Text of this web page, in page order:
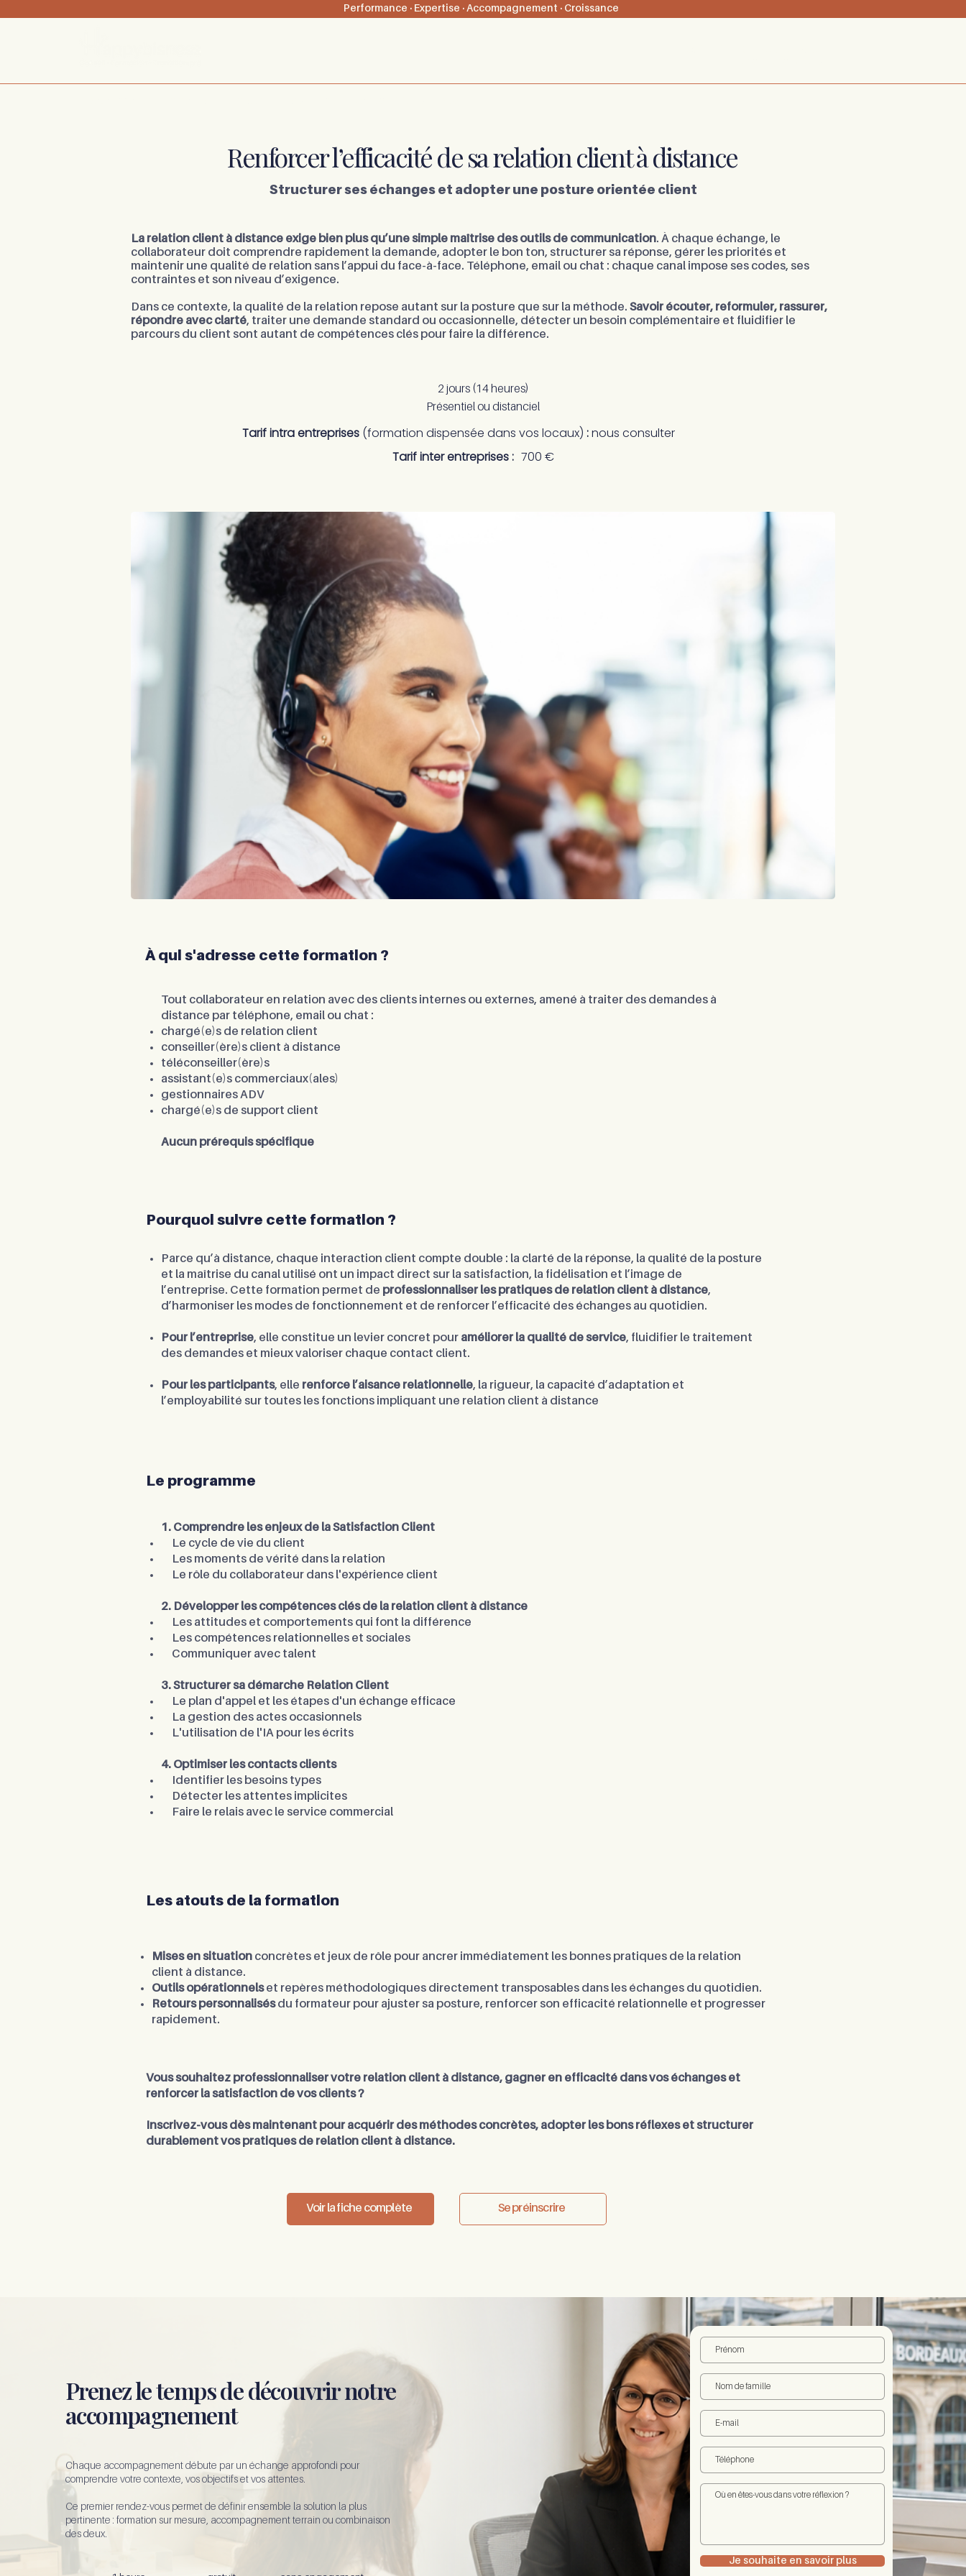
Performance · Expertise · Accompagnement · Croissance
Renforcer l’efficacité de sa relation client à distance
Structurer ses échanges et adopter une posture orientée client
La relation client à distance exige bien plus qu’une simple maîtrise des outils de communication. À chaque échange, le
collaborateur doit comprendre rapidement la demande, adopter le bon ton, structurer sa réponse, gérer les priorités et
maintenir une qualité de relation sans l’appui du face-à-face. Téléphone, email ou chat : chaque canal impose ses codes, ses
contraintes et son niveau d’exigence.
Dans ce contexte, la qualité de la relation repose autant sur la posture que sur la méthode. Savoir écouter, reformuler, rassurer,
répondre avec clarté, traiter une demande standard ou occasionnelle, détecter un besoin complémentaire et fluidifier le
parcours du client sont autant de compétences clés pour faire la différence.
2 jours (14 heures)
Présentiel ou distanciel
Tarif intra entreprises (formation dispensée dans vos locaux) :nous consulter
Tarif inter entreprises : 700 €
À qui s'adresse cette formation ?
Tout collaborateur en relation avec des clients internes ou externes, amené à traiter des demandes à
distance par téléphone, email ou chat :
chargé(e)s de relation client
conseiller(ère)s client à distance
téléconseiller(ère)s
assistant(e)s commerciaux(ales)
gestionnaires ADV
chargé(e)s de support client
Aucun prérequis spécifique
Pourquoi suivre cette formation ?
Parce qu’à distance, chaque interaction client compte double : la clarté de la réponse, la qualité de la posture
et la maîtrise du canal utilisé ont un impact direct sur la satisfaction, la fidélisation et l’image de
l’entreprise. Cette formation permet de professionnaliser les pratiques de relation client à distance,
d’harmoniser les modes de fonctionnement et de renforcer l’efficacité des échanges au quotidien.
Pour l’entreprise, elle constitue un levier concret pour améliorer la qualité de service, fluidifier le traitement
des demandes et mieux valoriser chaque contact client.
Pour les participants, elle renforce l’aisance relationnelle, la rigueur, la capacité d’adaptation et
l’employabilité sur toutes les fonctions impliquant une relation client à distance
Le programme
1. Comprendre les enjeux de la Satisfaction Client
Le cycle de vie du client
Les moments de vérité dans la relation
Le rôle du collaborateur dans l'expérience client
2. Développer les compétences clés de la relation client à distance
Les attitudes et comportements qui font la différence
Les compétences relationnelles et sociales
Communiquer avec talent
3. Structurer sa démarche Relation Client
Le plan d'appel et les étapes d'un échange efficace
La gestion des actes occasionnels
L'utilisation de l'IA pour les écrits
4. Optimiser les contacts clients
Identifier les besoins types
Détecter les attentes implicites
Faire le relais avec le service commercial
Les atouts de la formation
Mises en situation concrètes et jeux de rôle pour ancrer immédiatement les bonnes pratiques de la relation
client à distance.
Outils opérationnelset repères méthodologiques directement transposables dans les échanges du quotidien.
Retours personnalisésdu formateur pour ajuster sa posture, renforcer son efficacité relationnelle et progresser
rapidement.
Vous souhaitez professionnaliser votre relation client à distance, gagner en efficacité dans vos échanges et
renforcer la satisfaction de vos clients ?
Inscrivez-vous dès maintenant pour acquérir des méthodes concrètes, adopter les bons réflexes et structurer
durablement vos pratiques de relation client à distance.
Voir la fiche complète Se préinscrire
Prenez le temps de découvrir notre
accompagnement
Chaque accompagnement débute par un échange approfondi pour
comprendre votre contexte, vos objectifs et vos attentes.
Ce premier rendez-vous permet de définir ensemble la solution la plus
pertinente : formation sur mesure, accompagnement terrain ou combinaison
des deux.
Je souhaite en savoir plus